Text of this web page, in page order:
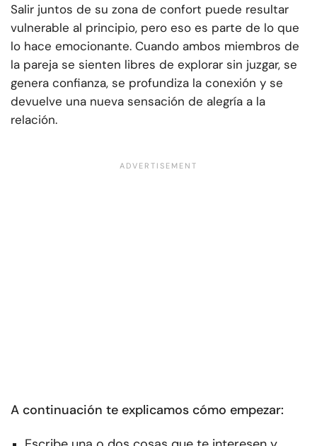
Salir juntos de su zona de confort puede resultar
vulnerable al principio, pero eso es parte de lo que
lo hace emocionante. Cuando ambos miembros de
la pareja se sienten libres de explorar sin juzgar, se
genera confianza, se profundiza la conexión y se
devuelve una nueva sensación de alegría a la
relación.
A continuación te explicamos cómo empezar: